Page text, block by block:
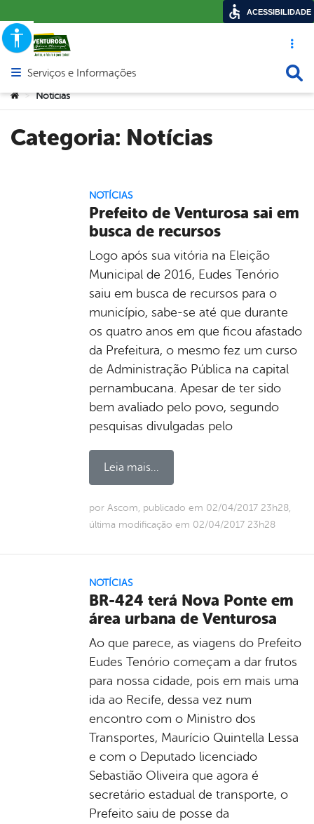
Acesso
Abrir menu principal de navegação
Serviços e Informações
Você está aqui:
> Notícias
Categoria: Notícias
NOTÍCIAS
Prefeito de Venturosa sai em
busca de recursos
Logo após sua vitória na Eleição
Municipal de 2016, Eudes Tenório
saiu em busca de recursos para o
município, sabe-se até que durante
os quatro anos em que ficou afastado
da Prefeitura, o mesmo fez um curso
de Administração Pública na capital
pernambucana. Apesar de ter sido
bem avaliado pelo povo, segundo
pesquisas divulgadas pelo
Leia mais...
por Ascom, publicado em 02/04/2017 23h28,
última modificação em 02/04/2017 23h28
NOTÍCIAS
BR-424 terá Nova Ponte em
área urbana de Venturosa
Ao que parece, as viagens do Prefeito
Eudes Tenório começam a dar frutos
para nossa cidade, pois em mais uma
ida ao Recife, dessa vez num
encontro com o Ministro dos
Transportes, Maurício Quintella Lessa
e com o Deputado licenciado
Sebastião Oliveira que agora é
secretário estadual de transporte, o
Prefeito saiu de posse da
ACESSIBILIDADE